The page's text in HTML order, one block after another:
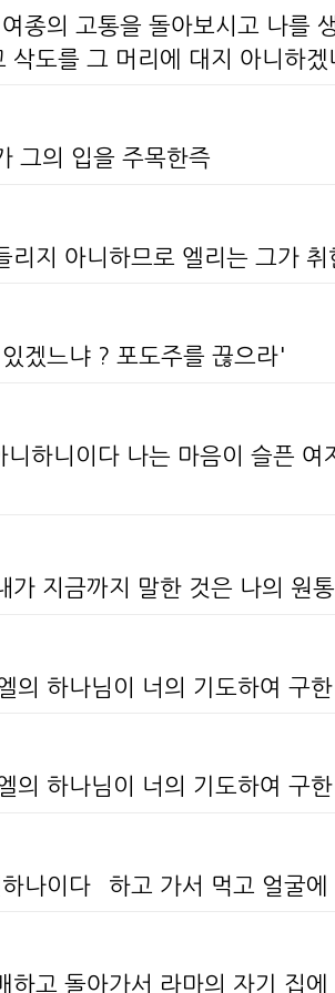
종의 고통을 돌아보시고 나를
삭도를 그 머리에 대지 아니하겠
그의 입을 주목한즉
지 아니하므로 엘리는 그가
겠느냐 ? 포도주를 끊으라'
하니이다 나는 마음이 슬픈
지금까지 말한 것은 나의 원
하나님이 너의 기도하여 구
하나님이 너의 기도하여 구
나이다` 하고 가서 먹고 얼굴
고 돌아가서 라마의 자기 집